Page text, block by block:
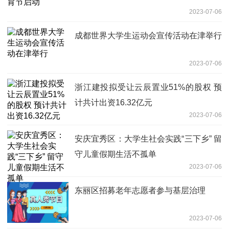
2023-07-06
成都世界大学生运动会宣传活动在津举行
2023-07-06
浙江建投拟受让云辰置业51%的股权 预
计共计出资16.32亿元
2023-07-06
安庆宜秀区：大学生社会实践“三下乡” 留
守儿童假期生活不孤单
2023-07-06
东丽区招募老年志愿者参与基层治理
2023-07-06